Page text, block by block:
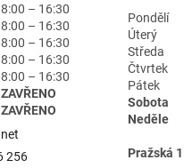
8:00 – 16:30
8:00 – 16:30
8:00 – 16:30
8:00 – 16:30
8:00 – 16:30
ZAVŘENO
ZAVŘENO
256
Pondělí
Úterý
Středa
Čtvrtek
Pátek
Sobota
Neděle
Pražská